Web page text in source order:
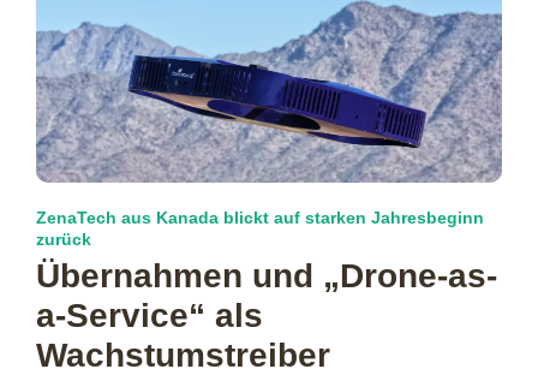
ZenaTech aus Kanada blickt auf starken Jahresbeginn
zurück
Übernahmen und „Drone-as-
a-Service“ als
Wachstumstreiber